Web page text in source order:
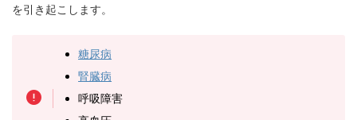
を引き起こします。
糖尿病
腎臓病
呼吸障害